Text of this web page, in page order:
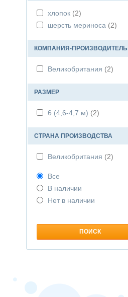
хлопок (2)
шерсть мериноса (2)
КОМПАНИЯ-ПРОИЗВОДИТЕЛЬ
Великобритания (2)
РАЗМЕР
6 (4,6-4,7 м) (2)
СТРАНА ПРОИЗВОДСТВА
Великобритания (2)
Все
В наличии
Нет в наличии